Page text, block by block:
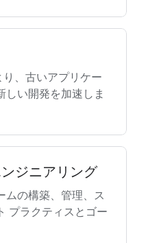
、古いアプリケー
しい開発を加速しま
ジニアリング
ムの構築、管理、ス
プラクティスとゴー